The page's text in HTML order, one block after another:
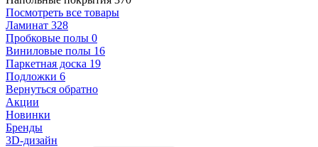
Посмотреть все товары
Ламинат 328
Пробковые полы 0
Виниловые полы 16
Паркетная доска 19
Подложки 6
Вернуться обратно
Акции
Новинки
Бренды
3D-дизайн